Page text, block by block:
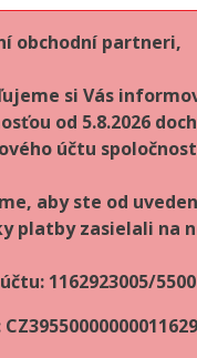
obchodní partneri,
si Vás
od 5.8.2026
účtu
aby ste od
platby zasielali na
1162923005/5500